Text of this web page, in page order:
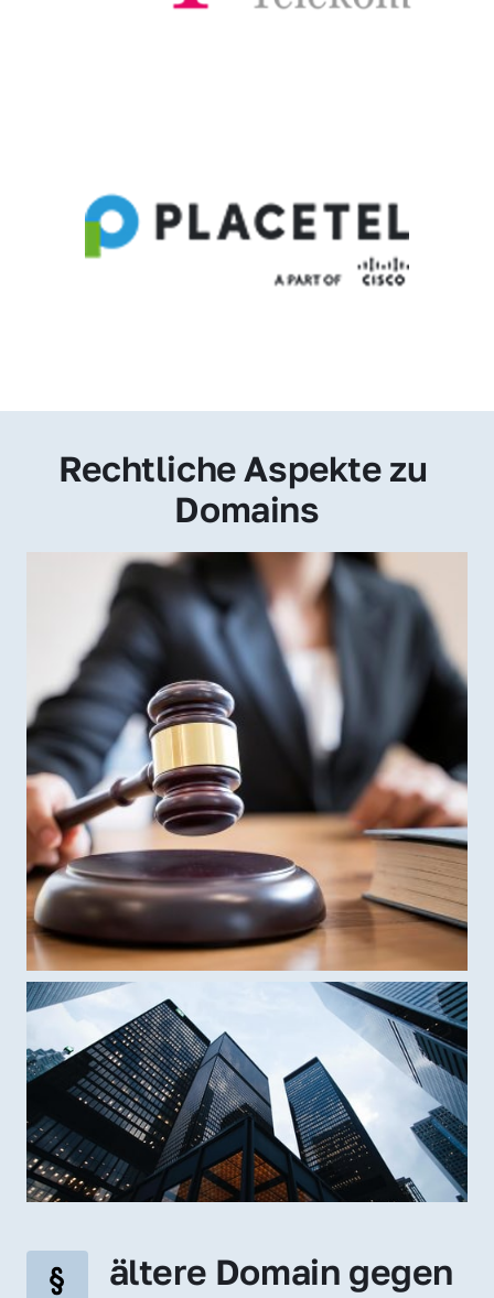
Rechtliche Aspekte zu
Domains
ältere Domain gegen